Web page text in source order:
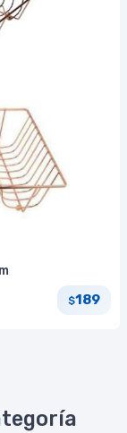
$189